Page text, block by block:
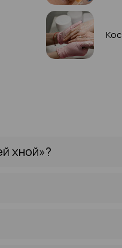
хной»?